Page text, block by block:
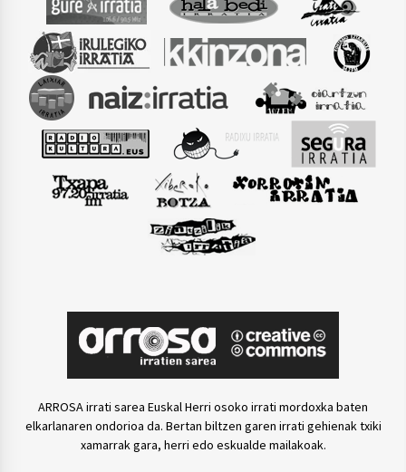
ARROSA irrati sarea Euskal Herri osoko irrati mordoxka baten
elkarlanaren ondorioa da. Bertan biltzen garen irrati gehienak txiki
xamarrak gara, herri edo eskualde mailakoak.